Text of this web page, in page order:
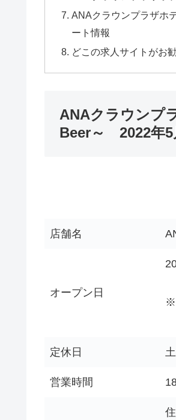
ANAクラウンプラザホ
ート情報
どこの求人サイトがお
ANAクラウンプ
Beer～ 2022年5
店舗名
オープン日
※
定休日
営業時間